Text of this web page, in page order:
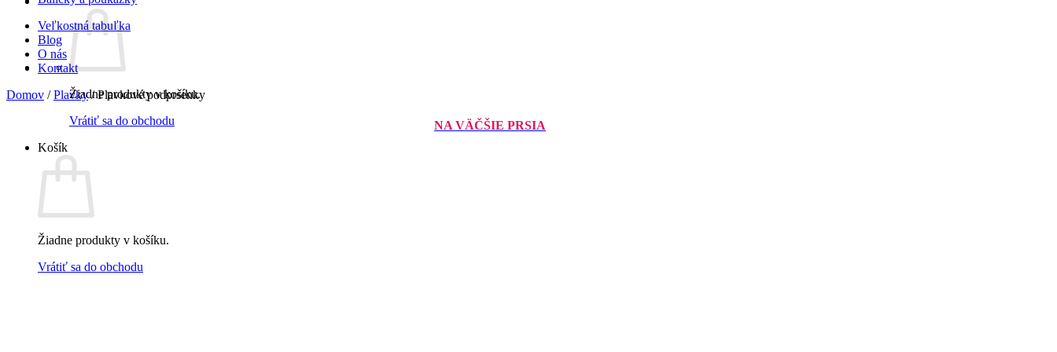
Žiadne produkty v košíku.
Vrátiť sa do obchodu
Košík
Žiadne produkty v košíku.
Vrátiť sa do obchodu
Veľkostná tabuľka
Blog
O nás
Kontakt
Domov / Plavky /Plavkové podprsenky
NA VÄČŠIE PRSIA